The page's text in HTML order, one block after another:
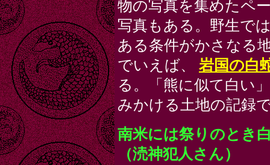
物の写真を集めたペ
写真もある。野生で
ある条件がかさなる
でいえば、 岩国の白
る。「熊に似て白い
みかける土地の記録
南米には祭りのとき
（涜神犯人さん）